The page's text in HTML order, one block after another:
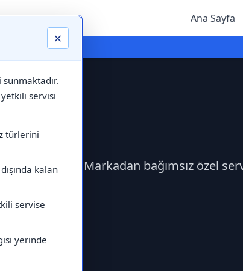
×
servisi
türlerini
kalan
servise
yerinde
Ana Sayfa
Hizmeti
bağımsız özel